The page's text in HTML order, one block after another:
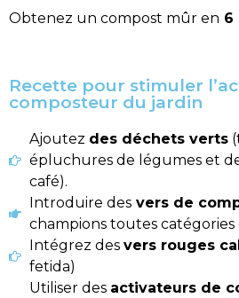
Obtenez un compost mûr en 6
Recette pour stimuler
composteur du jardin
Ajoutez des déchets verts
épluchures de légumes et
café).
Introduire desvers de
champions toutes
Intégrez des vers rouges
fetida)
Utiliser des activateurs de